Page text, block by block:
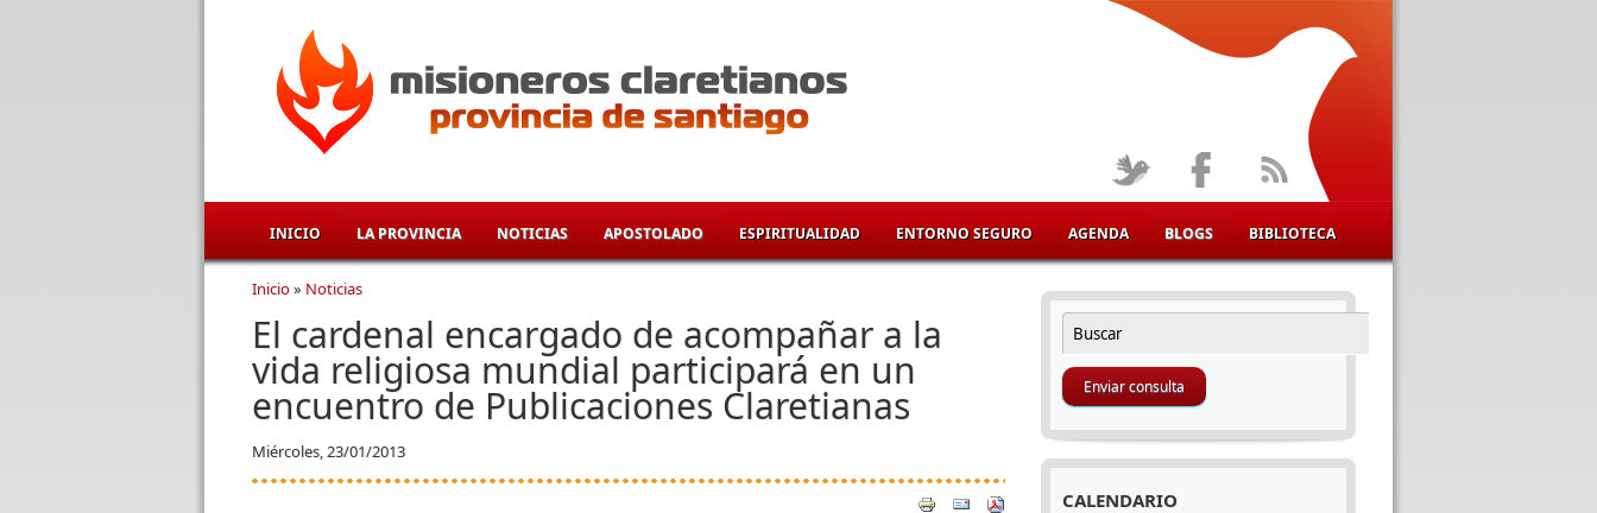
INICIO LA PROVINCIA NOTICIAS APOSTOLADO ESPIRITUALIDAD ENTORNO SEGURO AGENDA BLOGS BIBLIOTECA
Se encuentra usted aquí
Inicio» Noticias
El cardenal encargado de acompañar a la
vida religiosa mundial participará en un
encuentro de Publicaciones Claretianas
Miércoles, 23/01/2013
FORMULARIO DE BÚSQUEDA
Buscar
CALENDARIO